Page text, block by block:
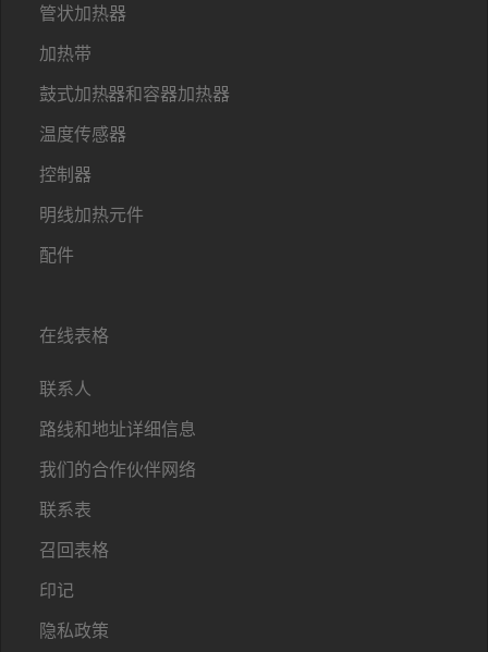
管状加热器
加热带
鼓式加热器和容器加热器
温度传感器
控制器
明线加热元件
配件
在线表格
联系人
路线和地址详细信息
我们的合作伙伴网络
联系表
召回表格
印记
隐私政策